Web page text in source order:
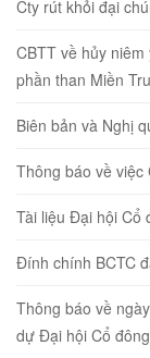
Cty rút khỏi đại
CBTT về hủy
phần than Miền
Biên bản và Nghị
Thông báo về việc
Tài liệu Đại hội Cổ
Đính chính BCTC
Thông báo về
dự Đại hội Cổ